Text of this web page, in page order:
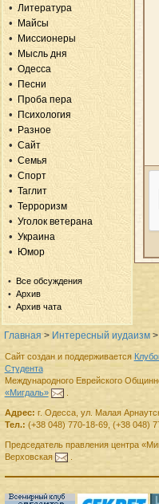
Литература
Майсы
Миссионеры
Мысль дня
Одесса
Песни
Проба пера
Психология
Разное
Сайт
Семья
Спорт
Таглит
Терроризм
Уголок ветерана
Украина
Юмор
Все обсуждения
Архив
Архив чата
Главная > Интересный иудаизм >
Сайт создан и поддерживается
Студента
Международного Еврейского
«Мигдаль»
.
Адрес: г. Одесса, ул. Малая
Тел.: (+38 048) 770-18-69, (+38 048)
Председатель правленияцентра
Верховская
.